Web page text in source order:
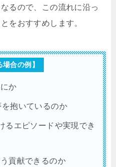
るので、この流れに沿っ
をおすすめします。
合の例】
か
抱いているのか
るエピソードや実現でき
貢献できるのか